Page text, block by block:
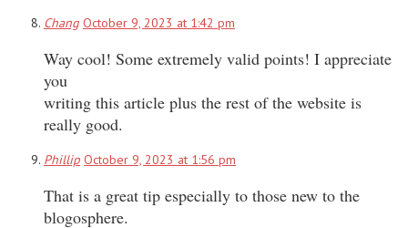
Chang October 9, 2023 at 1:42 pm
Way cool! Some extremely valid points! I appreciate
you
writing this article plus the rest of the website is
really good.
Phillip October 9, 2023 at 1:56 pm
That is a great tip especially to those new to the
blogosphere.